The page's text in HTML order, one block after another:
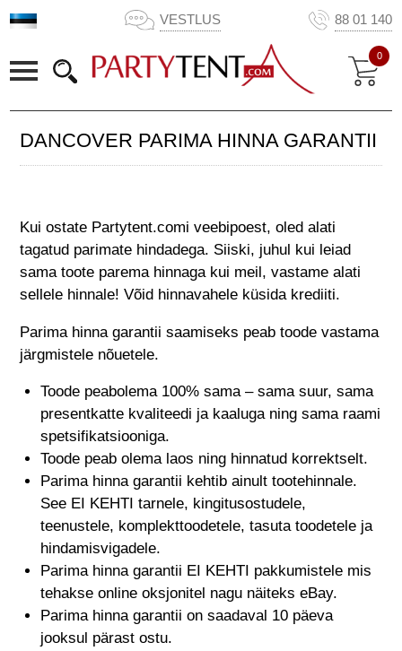
VESTLUS 88 01 140
0
DANCOVER PARIMA HINNA GARANTII
Kui ostate Partytent.comi veebipoest, oled alati
tagatud parimate hindadega. Siiski, juhul kui leiad
sama toote parema hinnaga kui meil, vastame alati
sellele hinnale! Võid hinnavahele küsida krediiti.
Parima hinna garantii saamiseks peab toode vastama
järgmistele nõuetele.
Toode peabolema 100% sama – sama suur, sama
presentkatte kvaliteedi ja kaaluga ning sama raami
spetsifikatsiooniga.
Toode peab olema laos ning hinnatud korrektselt.
Parima hinna garantii kehtib ainult tootehinnale.
See EI KEHTI tarnele, kingitusostudele,
teenustele, komplekttoodetele, tasuta toodetele ja
hindamisvigadele.
Parima hinna garantii EI KEHTI pakkumistele mis
tehakse online oksjonitel nagu näiteks eBay.
Parima hinna garantii on saadaval 10 päeva
jooksul pärast ostu.